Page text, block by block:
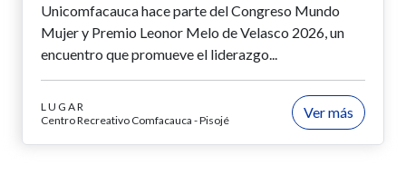
Unicomfacauca hace parte del Congreso Mundo
Mujer y Premio Leonor Melo de Velasco 2026, un
encuentro que promueve el liderazgo...
LUGAR
Centro Recreativo Comfacauca - Pisojé
Ver más